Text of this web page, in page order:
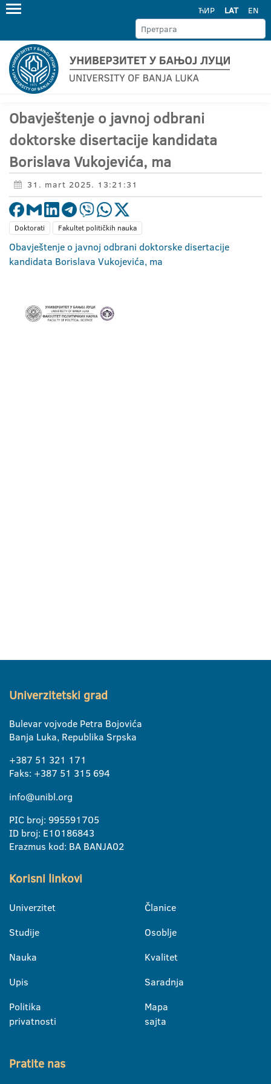
ЋИР LAT EN
Obavještenje o javnoj odbrani
doktorske disertacije kandidata
Borislava Vukojevića, ma
31. mart 2025. 13:21:31
Doktorati Fakultet političkih nauka
Obavještenje o javnoj odbrani doktorske disertacije
kandidata Borislava Vukojevića, ma
Univerzitetski grad
Bulevar vojvode Petra Bojovića
Banja Luka, Republika Srpska
+387 51 321 171
Faks: +387 51 315 694
info@unibl.org
PIC broj: 995591705
ID broj: E10186843
Erazmus kod: BA BANJA02
Korisni linkovi
Univerzitet
Studije
Nauka
Upis
Politika
privatnosti
Članice
Osoblje
Kvalitet
Saradnja
Mapa
sajta
Pratite nas